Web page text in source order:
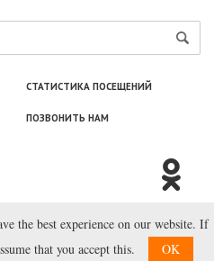
СТАТИСТИКА ПОСЕЩЕНИЙ
ПОЗВОНИТЬ НАМ
Новоcтей», 2003—2026.
the best experience on our website. If
that you accept this.
OK